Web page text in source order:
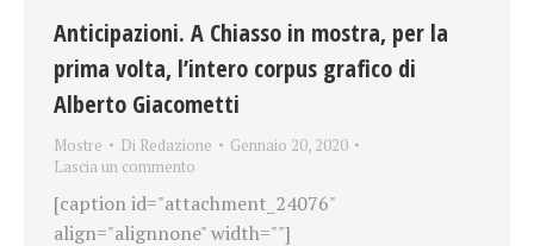
Anticipazioni. A Chiasso in mostra, per la
prima volta, l’intero corpus grafico di
Alberto Giacometti
Mostre Di Redazione
Gennaio 20, 2020
Lascia un commento
[caption id="attachment_24076"
align="alignnone" width=""]